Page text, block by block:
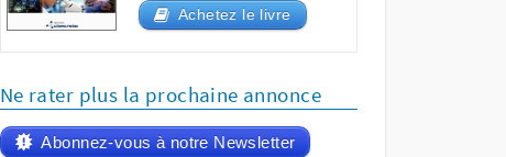
Achetez le livre
Ne rater plus la prochaine annonce
Abonnez-vous à notre Newsletter